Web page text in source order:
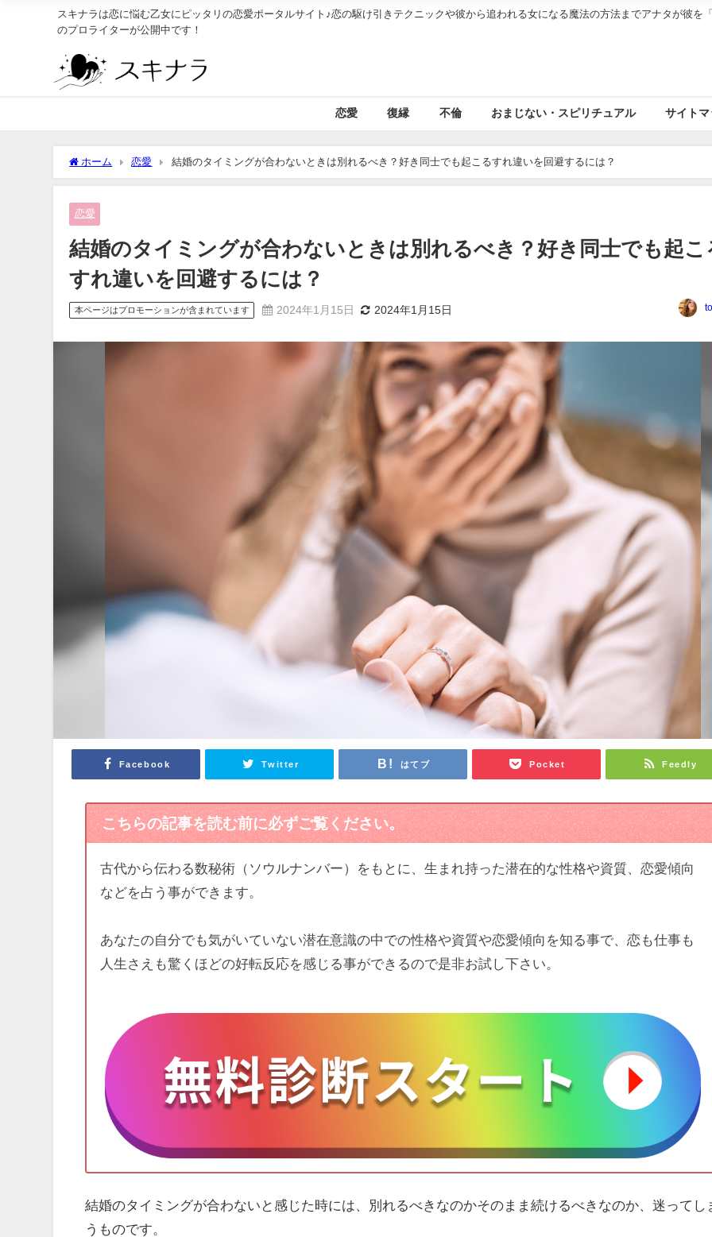
スキナラは恋に悩む乙女にピッタリの恋愛ポータルサイト♪恋の駆け引きテクニックや彼から追われる女になる魔法の方法までアナタが彼
のプロライターが公開中です！
恋愛 復縁 不倫 おまじない・スピリチュアル サイトマ
ホーム 恋愛 結婚のタイミングが合わないときは別れるべき？好き同士でも起こるすれ違いを回避するには？
恋愛
結婚のタイミングが合わないときは別れるべき？好き同士でも起こ
すれ違いを回避するには？
本ページはプロモーションが含まれています 2024年1月15日 2024年1月15日
Facebook Twitter はてブ Pocket Feedly
こちらの記事を読む前に必ずご覧ください。
古代から伝わる数秘術（ソウルナンバー）をもとに、生まれ持った潜在的な性格や資質、恋愛傾向
などを占う事ができます。
あなたの自分でも気がいていない潜在意識の中での性格や資質や恋愛傾向を知る事で、恋も仕事も
人生さえも驚くほどの好転反応を感じる事ができるので是非お試し下さい。
結婚のタイミングが合わないと感じた時には、別れるべきなのかそのまま続けるべきなのか、迷ってし
うものです。